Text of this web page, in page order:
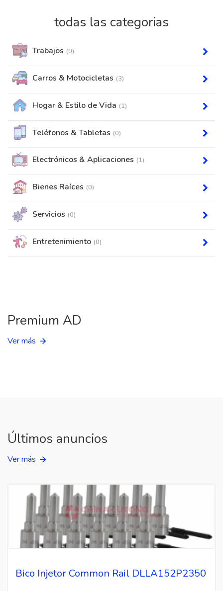
todas las categorias
Trabajos (0)
Carros & Motocicletas (3)
Hogar & Estilo de Vida (1)
Teléfonos & Tabletas (0)
Electrónicos & Aplicaciones (1)
Bienes Raíces (0)
Servicios (0)
Entretenimiento (0)
Premium AD
Ver más
Últimos anuncios
Ver más
Bico Injetor Common Rail DLLA152P2350